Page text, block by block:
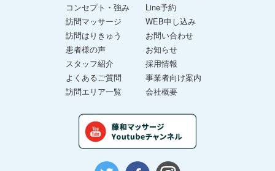
コンセプト・強み
訪問マッサージ
訪問はりきゅう
患者様の声
スタッフ紹介
よくあるご質問
訪問エリア一覧
Line予約
WEB申し込み
お問い合わせ
お知らせ
採用情報
事業者向け案内
会社概要